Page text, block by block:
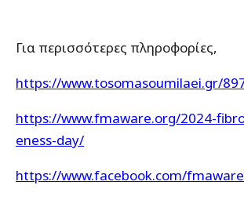
Για περισσότερες πληροφορίες,
https://www.tosomasoumilaei.gr/
https://www.fmaware.org/2024-
eness-day/
https://www.facebook.com/fmaware